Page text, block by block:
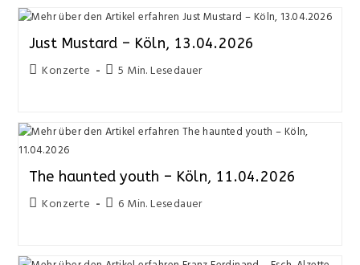
Just Mustard – Köln, 13.04.2026
Konzerte 5 Min. Lesedauer
The haunted youth – Köln, 11.04.2026
Konzerte 6 Min. Lesedauer